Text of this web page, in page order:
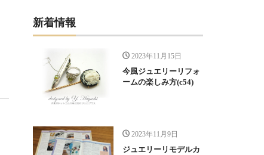
新着情報
2023年11月15日
今風ジュエリーリフォ
ームの楽しみ方(c54)
2023年11月9日
ジュエリーリモデルカ